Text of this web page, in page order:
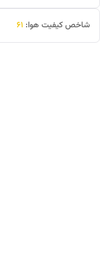
شاخص کیفیت هوا: 61